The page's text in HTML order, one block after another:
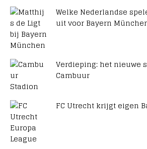
Welke Nederlandse
uit voor Bayern
Verdieping: het nieuwe
Cambuur
FC Utrecht krijgt eigen